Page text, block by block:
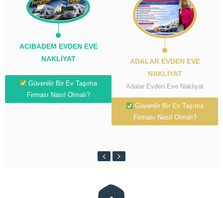
ACIBADEM EVDEN EVE
NAKLIYAT
Güvenilir Bir Ev Taşıma
Firması Nasıl Olmalı?
ADALAR EVDEN EVE
NAKLIYAT
Adalar Evden Eve Nakliyat
Güvenilir Bir Ev Taşıma
Firması Nasıl Olmalı?